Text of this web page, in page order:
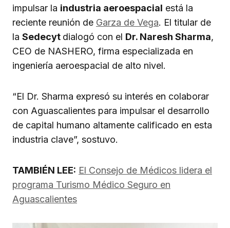
impulsar la industria aeroespacial está la
reciente reunión de Garza de Vega. El titular de
la Sedecyt dialogó con el Dr. Naresh Sharma,
CEO de NASHERO, firma especializada en
ingeniería aeroespacial de alto nivel.
“El Dr. Sharma expresó su interés en colaborar
con Aguascalientes para impulsar el desarrollo
de capital humano altamente calificado en esta
industria clave”, sostuvo.
TAMBIÉN LEE: El Consejo de Médicos lidera el
programa Turismo Médico Seguro en
Aguascalientes